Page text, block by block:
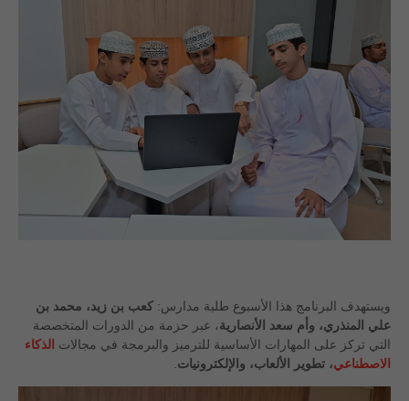
ويستهدف البرنامج هذا الأسبوع طلبة مدارس: كعب بن زيد، محمد بن
علي المنذري، وأم سعد الأنصارية، عبر حزمة من الدورات المتخصصة
التي تركز على المهارات الأساسية للترميز والبرمجة في مجالات
الذكاء
الاصطناعي، تطوير الألعاب، والإلكترونيات